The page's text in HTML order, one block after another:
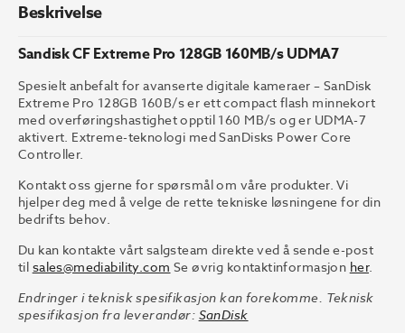
Beskrivelse
Sandisk CF Extreme Pro 128GB 160MB/s UDMA7
Spesielt anbefalt for avanserte digitale kameraer – SanDisk
Extreme Pro 128GB 160B/s er ett compact flash minnekort
med overføringshastighet opptil 160 MB/s og er UDMA-7
aktivert. Extreme-teknologi med SanDisks Power Core
Controller.
Kontakt oss gjerne for spørsmål om våre produkter. Vi
hjelper deg med å velge de rette tekniske løsningene for din
bedrifts behov.
Du kan kontakte vårt salgsteam direkte ved å sende e-post
til sales@mediability.com Se øvrig kontaktinformasjon her.
Endringer i teknisk spesifikasjon kan forekomme. Teknisk
spesifikasjon fra leverandør: SanDisk